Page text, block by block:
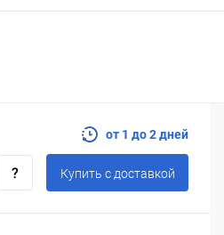
от 1 до 2 дней
Купить c доставкой